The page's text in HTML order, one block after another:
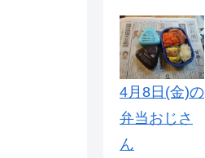
4月8日(金)の
弁当おじさ
ん